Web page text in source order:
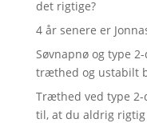
det rigtige?
4 år senere er
Søvnapnø og type
træthed og ustabilt
Træthed ved type 2-
til, at du aldrig